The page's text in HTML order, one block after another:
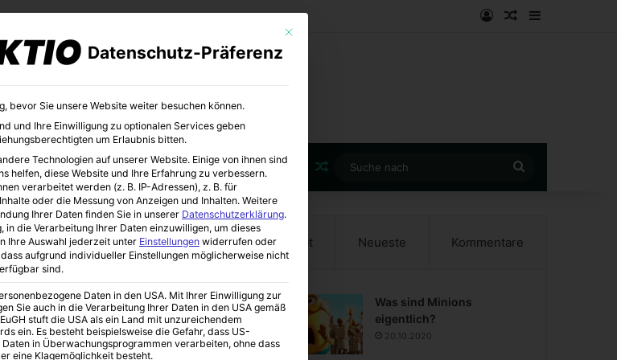
AnmeldenZufälliger
KUNST Zufälliger Artikel
nach
zum
Beliebt Neueste Kommentare
Was sind Minions
eigentlich?
20.10.2020
Mit diesem Button wird der Dialog geschlossen. Seine Funktionalität ist
Datenschutz-Präferenz
bevor Sie unsere Website weiter besuchen können.
und Ihre Einwilligung zu optionalen Services geben
um Erlaubnis bitten.
Technologien auf unserer Website. Einige von ihnen sind
helfen, diese Website und Ihre Erfahrung zu verbessern.
verarbeitet werden (z. B. IP-Adressen), z. B. für
oder die Messung von Anzeigen und Inhalten. Weitere
Ihrer Daten finden Sie in unserer Datenschutzerklärung.
in die Verarbeitung Ihrer Daten einzuwilligen, um dieses
Ihre Auswahl jederzeit unter Einstellungen widerrufen oder
aufgrund individueller Einstellungen möglicherweise nicht
sind.
Daten in den USA. Mit Ihrer Einwilligung zur
Sie auch in die Verarbeitung Ihrer Daten in den USA gemäß
stuft die USA als ein Land mit unzureichendem
ein. Es besteht beispielsweise die Gefahr, dass US-
in Überwachungsprogrammen verarbeiten, ohne dass
eine Klagemöglichkeit besteht.